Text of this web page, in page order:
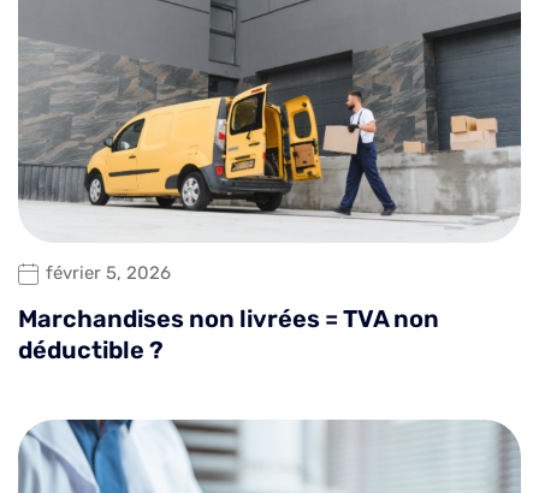
février 5, 2026
Marchandises non livrées = TVA non
déductible ?